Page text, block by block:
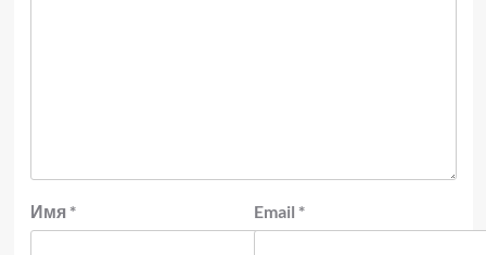
Имя * Email *